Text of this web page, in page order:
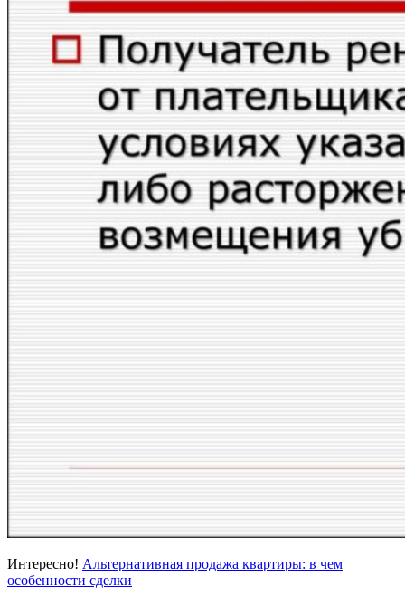
Интересно! Альтернативная продажа квартиры: в чем
особенности сделки